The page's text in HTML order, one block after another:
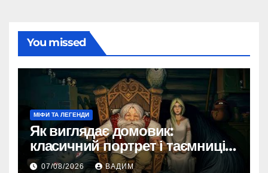
You missed
МІФИ ТА ЛЕГЕНДИ
Як виглядає домовик:
класичний портрет і таємниці
зовнішності
07/08/2026 ВАДИМ